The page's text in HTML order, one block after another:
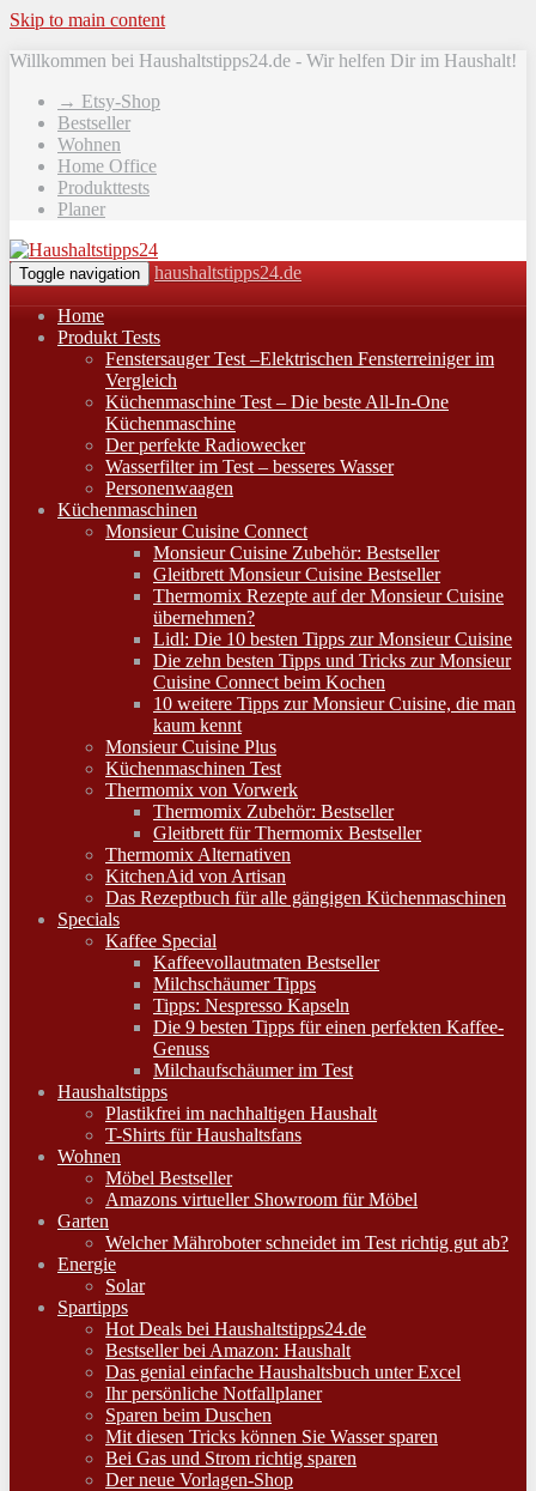
Skip to main content
Willkommen bei Haushaltstipps24.de - Wir helfen Dir im Haushalt!
→ Etsy-Shop
Bestseller
Wohnen
Home Office
Produkttests
Planer
Toggle navigation haushaltstipps24.de
Home
Produkt Tests
Fenstersauger Test –Elektrischen Fensterreiniger im
Vergleich
Küchenmaschine Test – Die beste All-In-One
Küchenmaschine
Der perfekte Radiowecker
Wasserfilter im Test – besseres Wasser
Personenwaagen
Küchenmaschinen
Monsieur Cuisine Connect
Monsieur Cuisine Zubehör: Bestseller
Gleitbrett Monsieur Cuisine Bestseller
Thermomix Rezepte auf der Monsieur Cuisine
übernehmen?
Lidl: Die 10 besten Tipps zur Monsieur Cuisine
Die zehn besten Tipps und Tricks zur Monsieur
Cuisine Connect beim Kochen
10 weitere Tipps zur Monsieur Cuisine, die man
kaum kennt
Monsieur Cuisine Plus
Küchenmaschinen Test
Thermomix von Vorwerk
Thermomix Zubehör: Bestseller
Gleitbrett für Thermomix Bestseller
Thermomix Alternativen
KitchenAid von Artisan
Das Rezeptbuch für alle gängigen Küchenmaschinen
Specials
Kaffee Special
Kaffeevollautmaten Bestseller
Milchschäumer Tipps
Tipps: Nespresso Kapseln
Die 9 besten Tipps für einen perfekten Kaffee-
Genuss
Milchaufschäumer im Test
Haushaltstipps
Plastikfrei im nachhaltigen Haushalt
T-Shirts für Haushaltsfans
Wohnen
Möbel Bestseller
Amazons virtueller Showroom für Möbel
Garten
Welcher Mähroboter schneidet im Test richtig gut ab?
Energie
Solar
Spartipps
Hot Deals bei Haushaltstipps24.de
Bestseller bei Amazon: Haushalt
Das genial einfache Haushaltsbuch unter Excel
Ihr persönliche Notfallplaner
Sparen beim Duschen
Mit diesen Tricks können Sie Wasser sparen
Bei Gas und Strom richtig sparen
Der neue Vorlagen-Shop